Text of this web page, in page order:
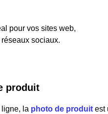
pour vos sites web,
sociaux.
produit
ligne, la photo de produit est